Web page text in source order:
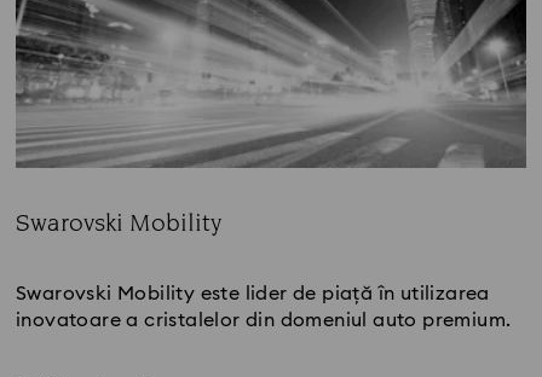
Swarovski Mobility
Swarovski Mobility este lider de piață în utilizarea
inovatoare a cristalelor din domeniul auto premium.